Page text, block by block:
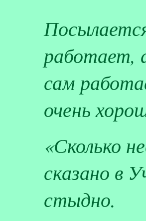
работает,
сам
очень
«Сколько
сказано в
стыдно.